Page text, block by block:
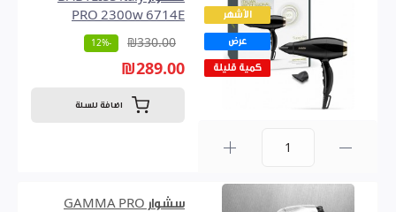
الأشهر
عرض
كمية قليلة
PRO 2300w 6714E
₪330.00
-12%
₪289.00
اضافة للسلة
سشوار GAMMA PRO